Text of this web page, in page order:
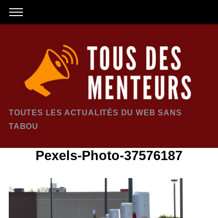
TOUTES LES ACTUALITÉS DU WEB SANS
TABOU
Pexels-Photo-37576187